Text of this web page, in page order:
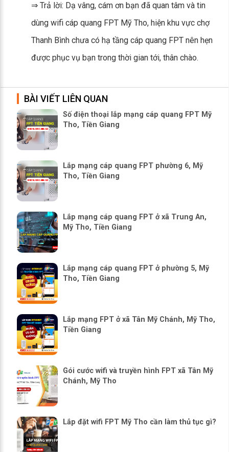
⇒ Trả lời: Dạ vâng, cám ơn bạn đã quan tâm và tin
dùng wifi cáp quang FPT Mỹ Tho, hiện khu vực chợ
Thanh Bình chưa có hạ tầng cáp quang FPT nên hẹn
được phục vụ bạn trong thời gian tới, thân chào.
BÀI VIẾT LIÊN QUAN
Số điện thoại lắp mạng cáp quang FPT Mỹ
Tho, Tiền Giang
Lắp mạng cáp quang FPT phường 6, Mỹ
Tho, Tiền Giang
Lắp mạng cáp quang FPT ở xã Trung An,
Mỹ Tho, Tiền Giang
Lắp mạng cáp quang FPT ở phường 5, Mỹ
Tho, Tiền Giang
Lắp mạng FPT ở xã Tân Mỹ Chánh, Mỹ Tho,
Tiền Giang
Gói cước wifi và truyền hình FPT xã Tân Mỹ
Chánh, Mỹ Tho
Lắp đặt wifi FPT Mỹ Tho cần làm thủ tục gì?